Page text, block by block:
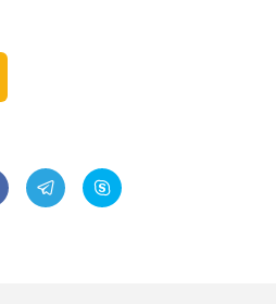
 